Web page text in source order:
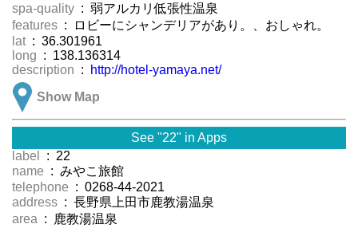
spa-quality : 弱アルカリ低張性温泉
features : ロビーにシャンデリアがあり。、おしゃれ。
lat : 36.301961
long : 138.136314
description :
http://hotel-yamaya.net/
Show Map
See "22" in Apps
label
: 22
name : みやこ旅館
telephone : 0268-44-2021
address : 長野県上田市鹿教湯温泉
area : 鹿教湯温泉